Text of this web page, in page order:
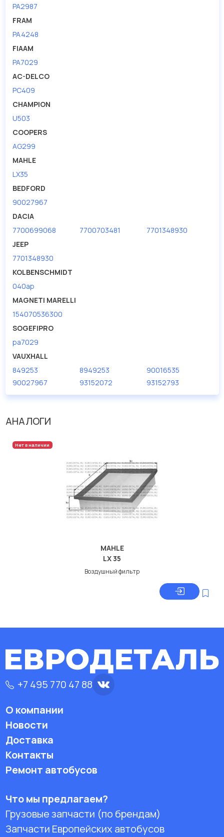
PA2987
FRAM
PA4248
FIAAM
PA7029
AC-DELCO
PC409
CHAMPION
U503
COOPERS
AG299
MAHLE
LX35
BEDFORD
90027967
DACIA
7700699068
7700703481
7701348930
JEEP
7701348930
KOLBENSCHMIDT
040ap
MAGNETI MARELLI
154070536300
SOGEFIPRO
pa7029
VAUXHALL
849253
8949253
90016535
90027967
93152072 93152793
АНАЛОГИ
Нет в наличии
MAHLE
LX 35
Воздушный фильтр
+7 495 770 47 88
О компании
Новости
Доставка
Контакты
Ремонт автобусов
Что мы предлагаем?
Грузовые запчасти (по брендам)
Запчасти Европейских автобусов